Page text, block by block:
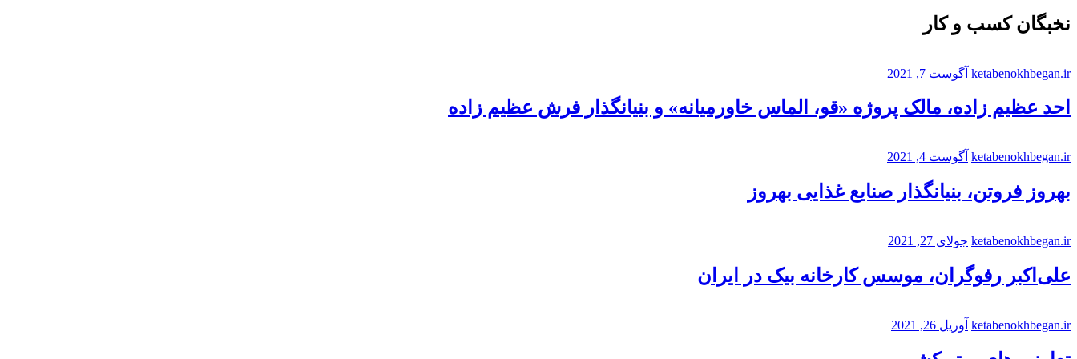
نخبگان کسب و کار
ketabenokhbegan.ir آگوست 7, 2021
احد عظیم زاده، مالک پروژه «قو، الماس خاورمیانه» و بنیانگذار فرش عظیم زاده
ketabenokhbegan.ir آگوست 4, 2021
بهروز فروتن، بنیانگذار صنایع غذایی بهروز
ketabenokhbegan.ir جولای 27, 2021
علی‌اکبر رفوگران، موسس کارخانه بیک در ایران
ketabenokhbegan.ir آوریل 26, 2021